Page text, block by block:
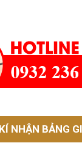
NHẬN BẢNG